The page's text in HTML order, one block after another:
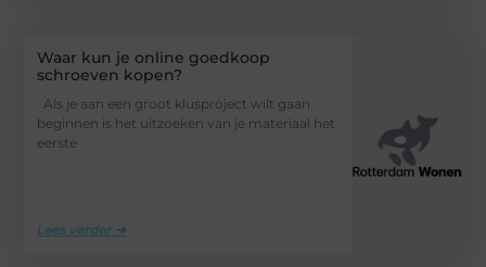
Waar kun je online goedkoop
schroeven kopen?
Als je aan een groot klusproject wilt gaan
beginnen is het uitzoeken van je materiaal het
eerste
Lees verder ➜